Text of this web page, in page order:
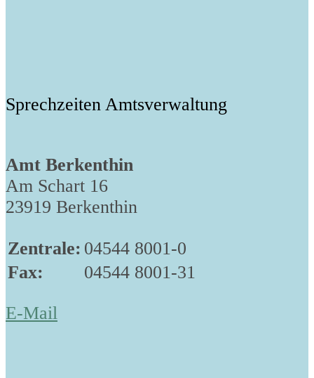
Sprechzeiten Amtsverwaltung
Amt Berkenthin
Am Schart 16
23919 Berkenthin
Zentrale: 04544 8001-0
Fax:
04544 8001-31
E-Mail